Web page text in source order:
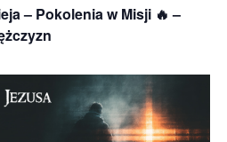
– Pokolenia w Misji 🔥 –